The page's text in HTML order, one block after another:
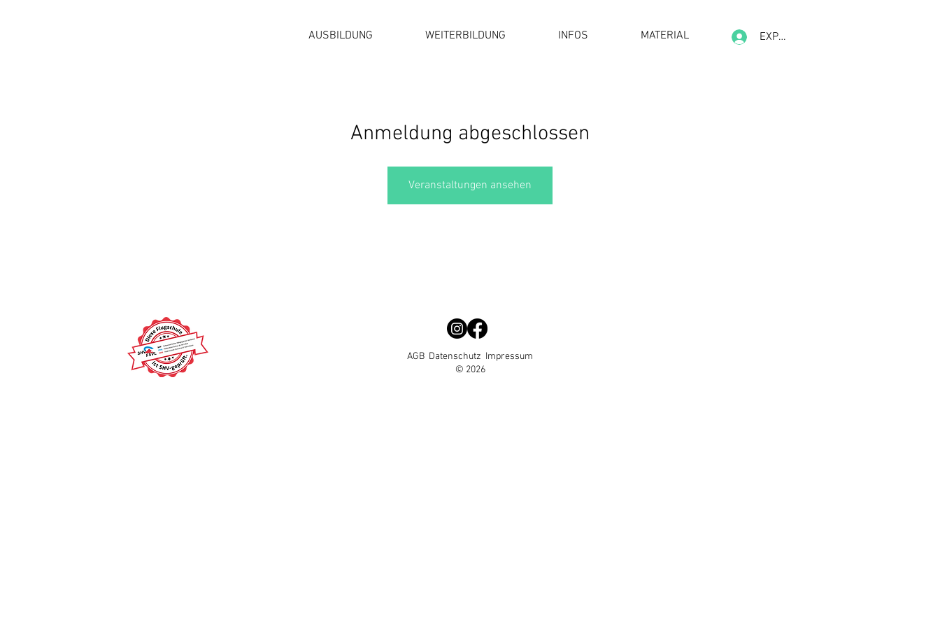
AUSBILDUNG WEITERBILDUNG INFOS MATERIAL EXPERIENCE
Anmeldung abgeschlossen
Veranstaltungen ansehen
AGB Datenschutz Impressum
© 2026